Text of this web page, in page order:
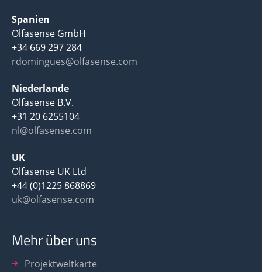
Spanien
Olfasense GmbH
+34 669 297 284
rdomingues@olfasense.com
Niederlande
Olfasense B.V.
+31 20 6255104
nl@olfasense.com
UK
Olfasense UK Ltd
+44 (0)1225 868869
uk@olfasense.com
Mehr über uns
Projektweltkarte